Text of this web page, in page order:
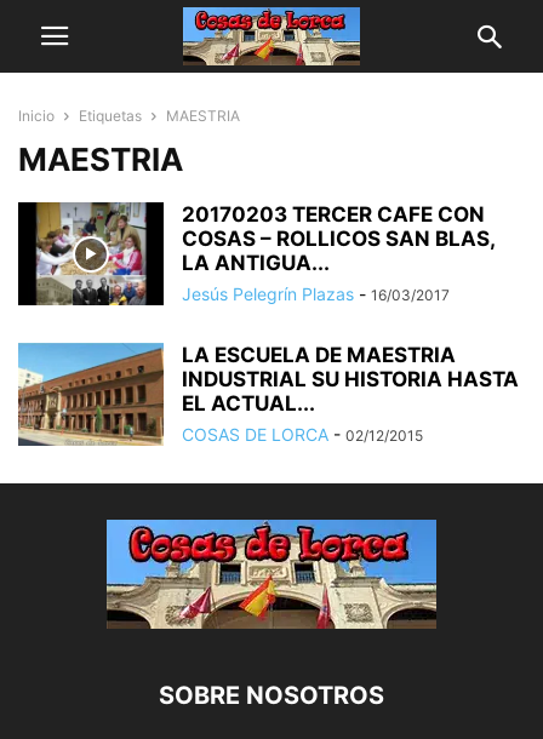
Inicio Etiquetas MAESTRIA
MAESTRIA
20170203 TERCER CAFE CON
COSAS – ROLLICOS SAN BLAS,
LA ANTIGUA...
Jesús Pelegrín Plazas - 16/03/2017
LA ESCUELA DE MAESTRIA
INDUSTRIAL SU HISTORIA HASTA
EL ACTUAL...
COSAS DE LORCA - 02/12/2015
SOBRE NOSOTROS